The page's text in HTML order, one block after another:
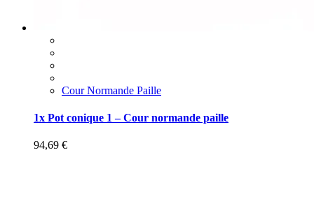
Cour Normande Paille
1x Pot conique 1 – Cour normande paille
94,69 €